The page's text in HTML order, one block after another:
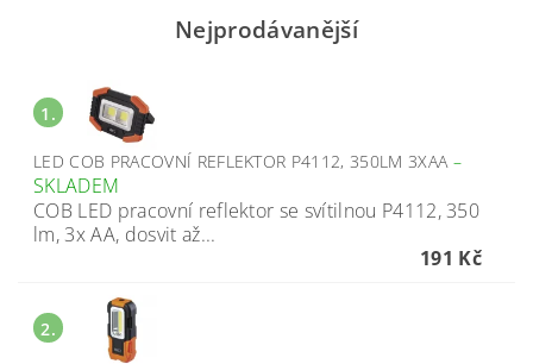
Nejprodávanější
1.
LED COB PRACOVNÍ REFLEKTOR P4112, 350LM 3XAA –
SKLADEM
COB LED pracovní reflektor se svítilnou P4112, 350
lm, 3x AA, dosvit až...
191 Kč
2.